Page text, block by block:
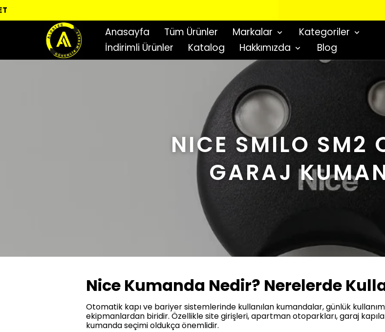
Anasayfa Tüm Ürünler Markalar
Kategoriler
İndirimli Ürünler
Katalog Hakkımızda Blog
NICE SMILO SM2
GARAJ
Nice Kumanda Nedir? Nerelerde
Otomatik kapı ve bariyer sistemlerinde kullanılan kumandalar, günlük
ekipmanlardan biridir. Özellikle site girişleri, apartman otoparkları, garaj
kumanda seçimi oldukça önemlidir.